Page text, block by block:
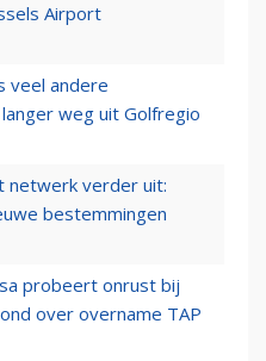
Airport
veel andere
weg uit Golfregio
netwerk verder uit:
bestemmingen
probeert onrust bij
over overname TAP